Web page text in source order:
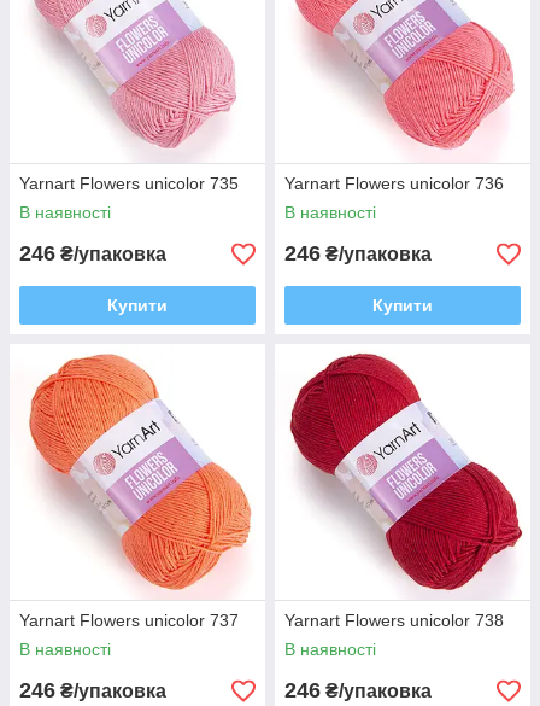
Yarnart Flowers unicolor 735
В наявності
246 ₴/упаковка
Купити
Yarnart Flowers unicolor 736
В наявності
246 ₴/упаковка
Купити
Yarnart Flowers unicolor 737
В наявності
246 ₴/упаковка
Yarnart Flowers unicolor 738
В наявності
246 ₴/упаковка